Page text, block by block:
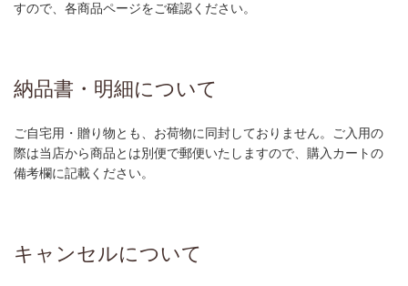
すので、各商品ページをご確認ください。
納品書・明細について
ご自宅用・贈り物とも、お荷物に同封しておりません。ご入用の
際は当店から商品とは別便で郵便いたしますので、購入カートの
備考欄に記載ください。
キャンセルについて